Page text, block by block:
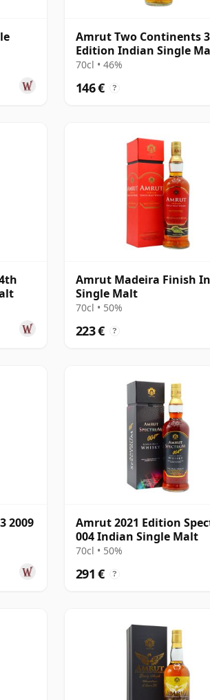
Amrut Two Continents
Edition Indian Single
70cl • 46%
146 € ?
Amrut Madeira Finish
Single Malt
70cl • 50%
223 € ?
2009
Amrut 2021 Edition
004 Indian Single Malt
70cl • 50%
291 € ?